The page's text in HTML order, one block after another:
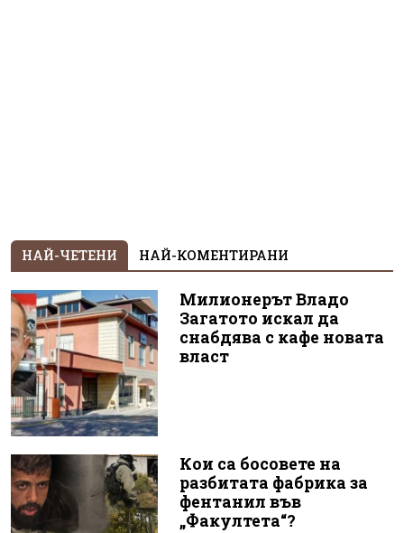
НАЙ-ЧЕТЕНИ НАЙ-КОМЕНТИРАНИ
Милионерът Владо
Загатото искал да
снабдява с кафе новата
власт
Кои са босовете на
разбитата фабрика за
фентанил във
„Факултета“?